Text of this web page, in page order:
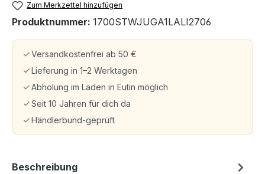
Zum Merkzettel hinzufügen
Produktnummer: 1700STWJUGA1LALI2706
Versandkostenfrei ab 50 €
Lieferung in 1–2 Werktagen
Abholung im Laden in Eutin möglich
Seit 10 Jahren für dich da
Händlerbund-geprüft
Beschreibung